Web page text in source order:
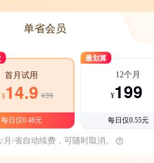
单省会员
首月试用
¥14.9 ¥39
每日仅0.48元
最划算
12个月
¥199
每日仅0.55元
月/省自动续费，可随时取消。